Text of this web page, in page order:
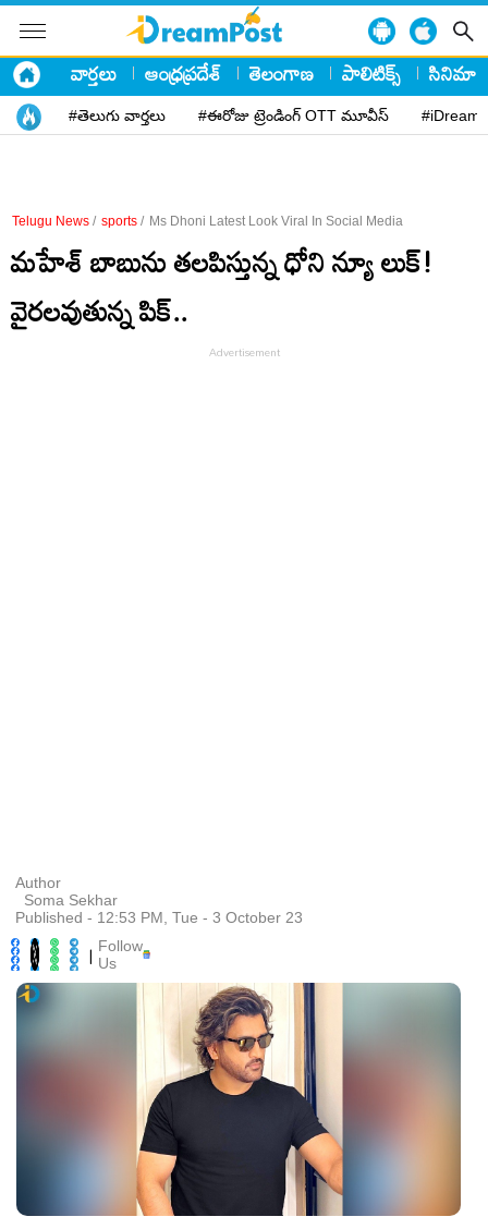
వార్తలు ఆంధ్రప్రదేశ్ తెలంగాణ పాలిటిక్స్ సినిమా
#తెలుగు వార్తలు #ఈరోజు ట్రెండింగ్ OTT మూవీస్
Telugu News / sports / Ms Dhoni Latest Look Viral In Social Media
మహేశ్ బాబును తలపిస్తున్న ధోని న్యూ లుక్!
వైరలవుతున్న పిక్..
Author
Soma Sekhar
Published - 12:53 PM, Tue - 3 October 23
| Follow
Us